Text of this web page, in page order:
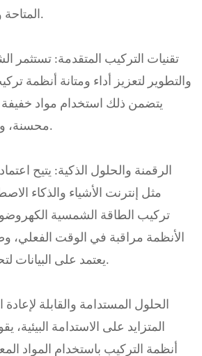
المتاحة وتعزيز كفاءة التكلفة.
والتطوير لتعزيز أداء ومتانة أنظمة
يتضمن ذلك استخدام مواد
محسنة، وطرق تركيب مبتكرة.
مثل إنترنت الأشياء والذكاء
تركيب الطاقة الشمسية
الأنظمة مراقبة في الوقت الفعلي،
يعتمد على البيانات لتحسين الأداء والكفاءة.
المتزايد على الاستدامة البيئية،
أنظمة التركيب باستخدام المواد